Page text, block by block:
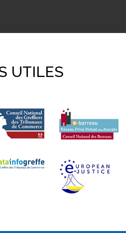
UTILES